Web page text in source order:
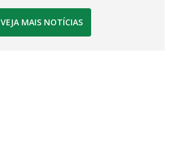
VEJA MAIS NOTÍCIAS